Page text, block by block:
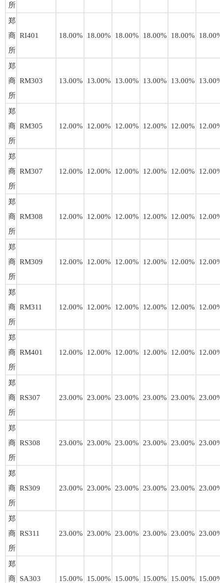
所
郑
商
所
RI401 18.00% 18.00% 18.00% 18.00% 18.00%
郑
商
所
RM303 13.00% 13.00% 13.00% 13.00% 13.00%
郑
商
所
RM305 12.00% 12.00% 12.00% 12.00% 12.00%
郑
商
所
RM307 12.00% 12.00% 12.00% 12.00% 12.00%
郑
商
所
RM308 12.00% 12.00% 12.00% 12.00% 12.00%
郑
商
所
RM309 12.00% 12.00% 12.00% 12.00% 12.00%
郑
商
所
RM311 12.00% 12.00% 12.00% 12.00% 12.00%
郑
商
所
RM401 12.00% 12.00% 12.00% 12.00% 12.00%
郑
商
所
RS307 23.00% 23.00% 23.00% 23.00% 23.00%
郑
商
所
RS308 23.00% 23.00% 23.00% 23.00% 23.00%
郑
商
所
RS309 23.00% 23.00% 23.00% 23.00% 23.00%
郑
商
所
RS311 23.00% 23.00% 23.00% 23.00% 23.00%
郑
商 SA303 15.00% 15.00% 15.00% 15.00% 15.00%